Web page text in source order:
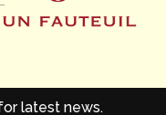
latest news.